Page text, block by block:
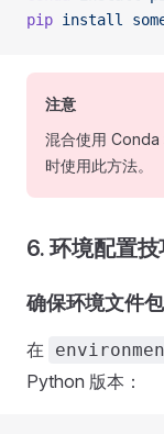
pip install
注意
混合使用 Conda
时使用此方法。
6. 环境配置技
确保环境文件
在
Python 版本：